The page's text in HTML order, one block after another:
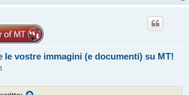
le vostre immagini (e documenti) su MT!